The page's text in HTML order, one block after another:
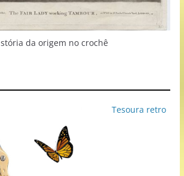
da origem no crochê
Tesoura retro